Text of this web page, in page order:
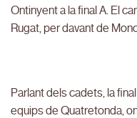
Ontinyent a la final A. El
Rugat, per davant de
Parlant dels cadets, la
equips de Quatretonda,